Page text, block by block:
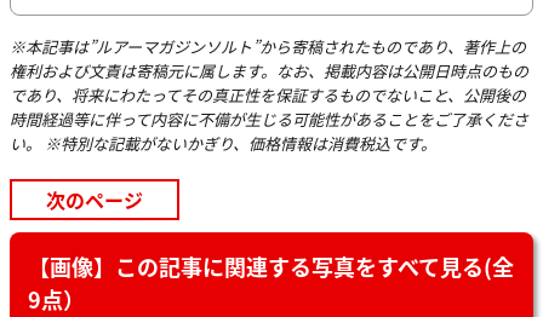
※本記事は”ルアーマガジンソルト”から寄稿されたものであり、著作上の
権利および文責は寄稿元に属します。なお、掲載内容は公開日時点のもの
であり、将来にわたってその真正性を保証するものでないこと、公開後の
時間経過等に伴って内容に不備が生じる可能性があることをご了承くださ
い。 ※特別な記載がないかぎり、価格情報は消費税込です。
次のページ
【画像】この記事に関連する写真をすべて見る(全
9点）